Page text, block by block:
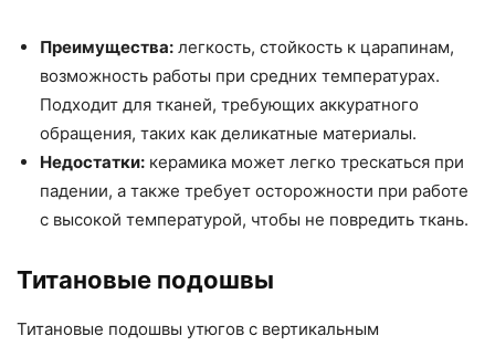
Преимущества: легкость, стойкость к царапинам,
возможность работы при средних температурах.
Подходит для тканей, требующих аккуратного
обращения, таких как деликатные материалы.
Недостатки: керамика может легко трескаться при
падении, а также требует осторожности при работе
с высокой температурой, чтобы не повредить ткань.
Титановые подошвы
Титановые подошвы утюгов с вертикальным